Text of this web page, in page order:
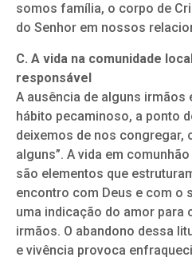
somos família, o corpo de
do Senhor em nossos
C. A vida na comunidade
responsável
A ausência de alguns irmãos
hábito pecaminoso, a ponto
deixemos de nos congregar,
alguns”. A vida em
são elementos que
encontro com Deus e com o
uma indicação do amor para
irmãos. O abandono dessa
e vivência provoca